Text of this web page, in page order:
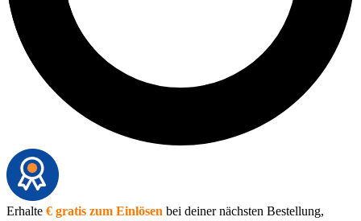
Erhalte € gratis zum Einlösen bei deiner nächsten Bestellung,